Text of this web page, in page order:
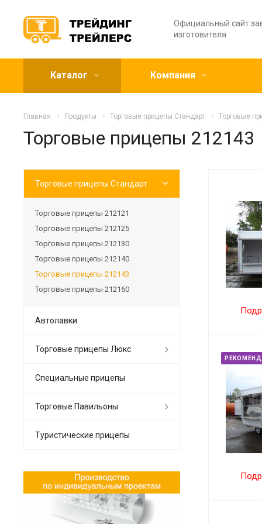
Официальный сайт
изготовителя
Каталог Компания
Главная Продукты Торговые прицепы Стандарт Торговые
Торговые прицепы 212143
Торговые прицепы Стандарт
Торговые прицепы 212121
Торговые прицепы 212125
Торговые прицепы 212130
Торговые прицепы 212140
Торговые прицепы 212143
Торговые прицепы 212160
Автолавки
Торговые прицепы Люкс
Специальные прицепы
Торговые Павильоны
Туристические прицепы